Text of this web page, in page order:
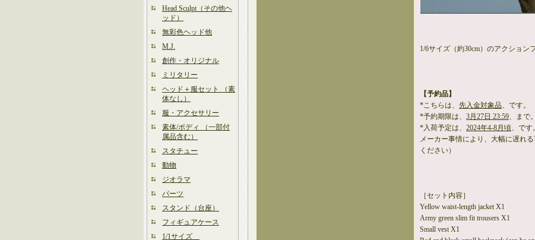
Head Sculpt（その他ヘ
ッド）
無彩色ヘッド他
M.J.
創作・オリジナル
ミリタリー
ヘッド＋服セット （素
体なし）
服・アクセサリー
素体/ボディ （一部付
属品含む）
スタチュー
動物
ジオラマ
パーツ
スタンド（台座）
フィギュアケース
1/1サイズ
1/6サイズ（約30cm）のアクション
【予約品】
*こちらは、 先入金対象品、です。
*予約期限は、 3月27日 23:59、まで。
*入荷予定は、 2024年4-8月頃、です
メーカー事情により、大幅に遅れ
ください）
［セット内容］
Yellow waist-length jacket X1
Army green slim fit trousers X1
Small vest X1